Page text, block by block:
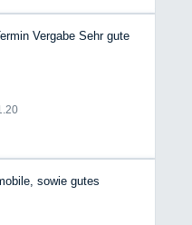
Vergabe Sehr gute
sowie gutes